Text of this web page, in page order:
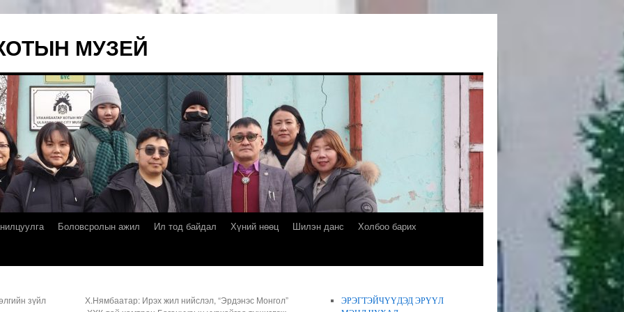
МУЗЕЙ
Боловсролын ажил Ил тод байдал Хүний нөөц Шилэн данс
Холбоо барих
зүйл
Х.Нямбаатар: Ирэх жил нийслэл, “Эрдэнэс Монгол”
ЭРЭГТЭЙЧҮҮДЭД ЭРҮҮЛ